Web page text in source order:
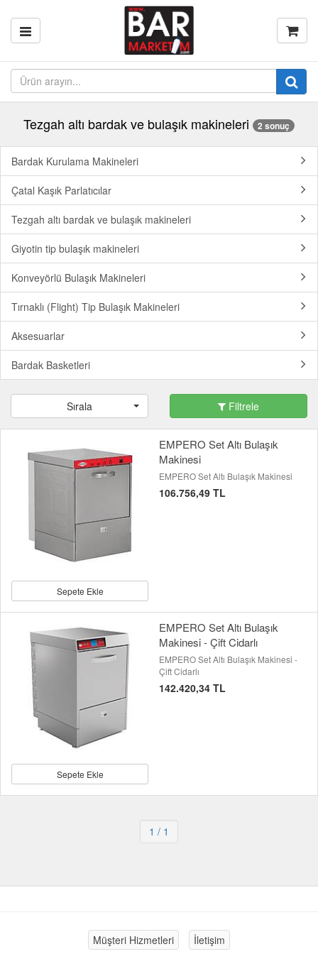
Tezgah altı bardak ve bulaşık makineleri 2 sonuç
Bardak Kurulama Makineleri
Çatal Kaşık Parlatıcılar
Tezgah altı bardak ve bulaşık makineleri
Giyotin tip bulaşık makineleri
Konveyörlü Bulaşık Makineleri
Tırnaklı (Flight) Tip Bulaşık Makineleri
Aksesuarlar
Bardak Basketleri
Sırala Filtrele
Sepete Ekle
EMPERO Set Altı Bulaşık
Makinesi
EMPERO Set Altı Bulaşık Makinesi
106.756,49 TL
Sepete Ekle
EMPERO Set Altı Bulaşık
Makinesi - Çift Cidarlı
EMPERO Set Altı Bulaşık Makinesi -
Çift Cidarlı
142.420,34 TL
1 / 1
Müşteri Hizmetleri İletişim